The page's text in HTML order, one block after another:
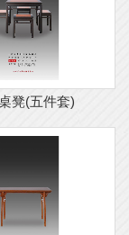
凳(五件套)